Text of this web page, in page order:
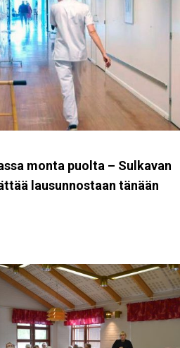
monta puolta – Sulkavan
lausunnostaan tänään